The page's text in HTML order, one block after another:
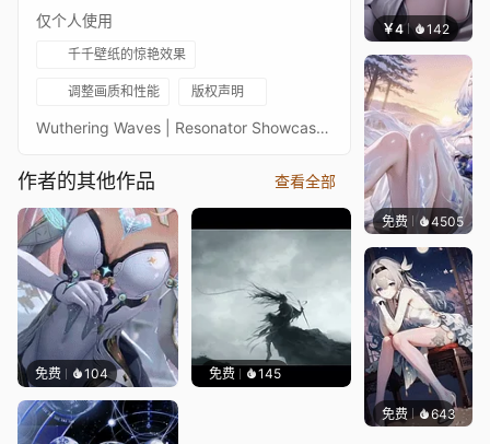
仅个人使用
千千壁纸的惊艳效果
调整画质和性能 版权声明
Wuthering Waves | Resonator Showcase | Zani — STILL ON DUTY 1080p
作者的其他作品 查看全部
免费 104 免费 145
￥4 142 豆子
免费 4505豆子
免费 643渔小小